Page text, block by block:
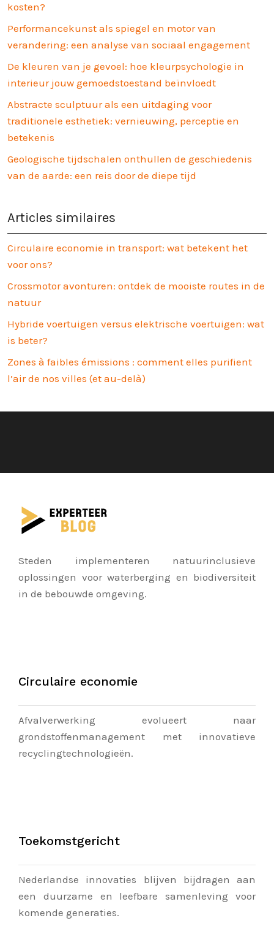
kosten?
Performancekunst als spiegel en motor van
verandering: een analyse van sociaal engagement
De kleuren van je gevoel: hoe kleurpsychologie in
interieur jouw gemoedstoestand beïnvloedt
Abstracte sculptuur als een uitdaging voor
traditionele esthetiek: vernieuwing, perceptie en
betekenis
Geologische tijdschalen onthullen de geschiedenis
van de aarde: een reis door de diepe tijd
Articles similaires
Circulaire economie in transport: wat betekent het
voor ons?
Crossmotor avonturen: ontdek de mooiste routes in de
natuur
Hybride voertuigen versus elektrische voertuigen: wat
is beter?
Zones à faibles émissions : comment elles purifient
l’air de nos villes (et au-delà)
Steden implementeren natuurinclusieve
oplossingen voor waterberging en biodiversiteit
in de bebouwde omgeving.
Circulaire economie
Afvalverwerking evolueert naar
grondstoffenmanagement met innovatieve
recyclingtechnologieën.
Toekomstgericht
Nederlandse innovaties blijven bijdragen aan
een duurzame en leefbare samenleving voor
komende generaties.